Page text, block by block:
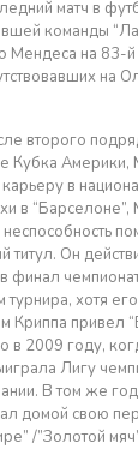
матч в
команды
Мендеса на 83-
на
второго
Кубка Америки,
карьеру в
в
титул. Он
в финал
турнира, хотя
Криппа привел
в 2009 году,
Лигу
В том же
домой свою
/”Золотой